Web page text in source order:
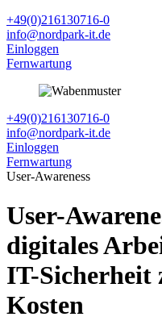
+49(0)216130716-0
info@nordpark-it.de
Einloggen
Fernwartung
+49(0)216130716-0
info@nordpark-it.de
Einloggen
Fernwartung
User-Awareness
User-
digitales
IT-Sicherheit
Kosten